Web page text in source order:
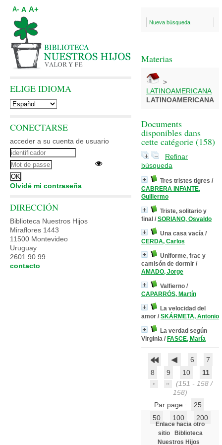
Nueva búsqueda
Materias
>
LATINOAMERICANA
LATINOAMERICANA
Documents
disponibles dans
cette catégorie (158)
Refinar
búsqueda
Tres tristes tigres /
CABRERA INFANTE,
Guillermo
Triste, solitario y
final / SORIANO, Osvaldo
Una casa vacía /
CERDA, Carlos
Uniforme, frac y
camisón de dormir /
AMADO, Jorge
Valfierno /
CAPARRÓS, Martín
La velocidad del
amor / SKÁRMETA, Antonio
La verdad según
Virginia / FASCE, María
6
7
8
9 10
11
(151 - 158 /
158)
Par page :
25
50
100 200
Enlace hacia otro
sitio
Biblioteca
Nuestros Hijos
A- A A+
ELIGE IDIOMA
CONECTARSE
acceder a su cuenta de usuario
Olvidé mi contraseña
DIRECCIÓN
Biblioteca Nuestros Hijos
Miraflores 1443
11500 Montevideo
Uruguay
2601 90 99
contacto